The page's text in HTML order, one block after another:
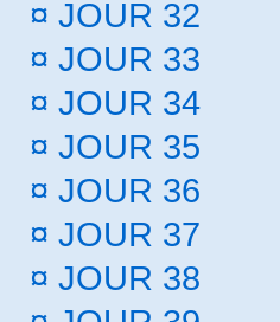
¤ JOUR 32
¤ JOUR 33
¤ JOUR 34
¤ JOUR 35
¤ JOUR 36
¤ JOUR 37
¤ JOUR 38